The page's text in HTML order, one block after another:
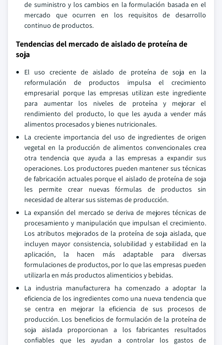
de suministro y los cambios en la formulación basada en el
mercado que ocurren en los requisitos de desarrollo
continuo de productos.
Tendencias del mercado de aislado de proteína de
soja
El uso creciente de aislado de proteína de soja en la
reformulación de productos impulsa el crecimiento
empresarial porque las empresas utilizan este ingrediente
para aumentar los niveles de proteína y mejorar el
rendimiento del producto, lo que les ayuda a vender más
alimentos procesados y bienes nutricionales.
La creciente importancia del uso de ingredientes de origen
vegetal en la producción de alimentos convencionales crea
otra tendencia que ayuda a las empresas a expandir sus
operaciones. Los productores pueden mantener sus técnicas
de fabricación actuales porque el aislado de proteína de soja
les permite crear nuevas fórmulas de productos sin
necesidad de alterar sus sistemas de producción.
La expansión del mercado se deriva de mejores técnicas de
procesamiento y manipulación que impulsan el crecimiento.
Los atributos mejorados de la proteína de soja aislada, que
incluyen mayor consistencia, solubilidad y estabilidad en la
aplicación, la hacen más adaptable para diversas
formulaciones de productos, por lo que las empresas pueden
utilizarla en más productos alimenticios y bebidas.
La industria manufacturera ha comenzado a adoptar la
eficiencia de los ingredientes como una nueva tendencia que
se centra en mejorar la eficiencia de sus procesos de
producción. Los beneficios de formulación de la proteína de
soja aislada proporcionan a los fabricantes resultados
confiables que les ayudan a controlar los gastos de